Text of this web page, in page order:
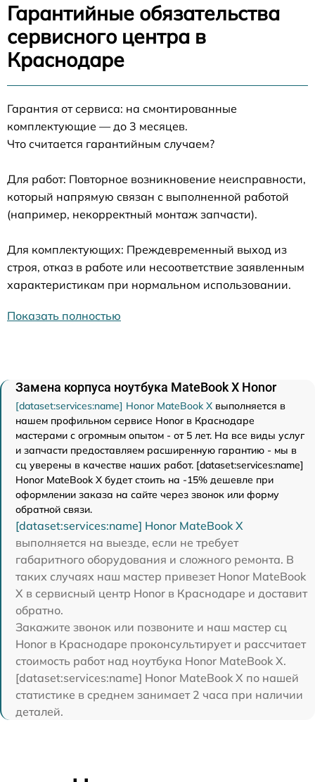
Гарантийные обязательства
сервисного центра в
Краснодаре
Гарантия от сервиса: на смонтированные
комплектующие — до 3 месяцев.
Что считается гарантийным случаем?
Для работ: Повторное возникновение неисправности,
который напрямую связан с выполненной работой
(например, некорректный монтаж запчасти).
Для комплектующих: Преждевременный выход из
строя, отказ в работе или несоответствие заявленным
характеристикам при нормальном использовании.
Показать полностью
Замена корпуса ноутбука MateBook X Honor
[dataset:services:name] Honor MateBook X выполняется в
нашем профильном сервисе Honor в Краснодаре
мастерами с огромным опытом - от 5 лет. На все виды услуг
и запчасти предоставляем расширенную гарантию - мы в
сц уверены в качестве наших работ. [dataset:services:name]
Honor MateBook X будет стоить на -15% дешевле при
оформлении заказа на сайте через звонок или форму
обратной связи.
[dataset:services:name] Honor MateBook X
выполняется на выезде, если не требует
габаритного оборудования и сложного ремонта. В
таких случаях наш мастер привезет Honor MateBook
X в сервисный центр Honor в Краснодаре и доставит
обратно.
Закажите звонок или позвоните и наш мастер сц
Honor в Краснодаре проконсультирует и рассчитает
стоимость работ над ноутбука Honor MateBook X.
[dataset:services:name] Honor MateBook X по нашей
статистике в среднем занимает 2 часа при наличии
деталей.